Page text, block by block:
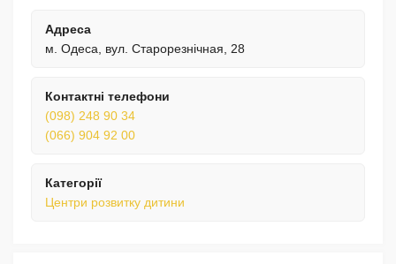
Адреса
м. Одеса, вул. Старорезнічная, 28
Контактні телефони
(098) 248 90 34
(066) 904 92 00
Категорії
Центри розвитку дитини